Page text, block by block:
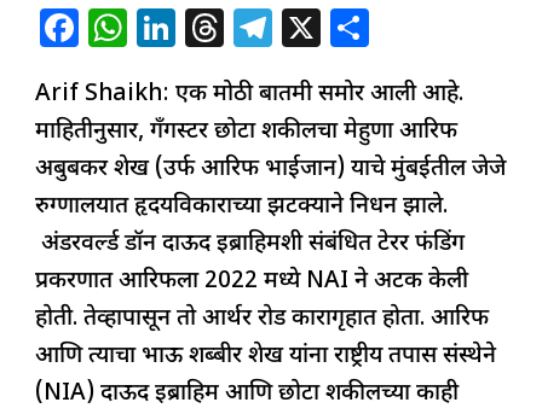
F
c
e
b
o
o
k
W
at
s
A
p
p
Li
k
e
dI
n
T
h
re
a
d
s
T
el
e
g
ra
m
X
ar
e
Arif Shaikh: एक मोठी बातमी समोर आली आहे.
माहितीनुसार, गँगस्टर छोटा शकीलचा मेहुणा आरिफ
अबुबकर शेख (उर्फ आरिफ भाईजान) याचे मुंबईतील जेजे
रुग्णालयात हृदयविकाराच्या झटक्याने निधन झाले.
अंडरवर्ल्ड डॉन दाऊद इब्राहिमशी संबंधित टेरर फंडिंग
प्रकरणात आरिफला 2022 मध्ये NAI ने अटक केली
होती. तेव्हापासून तो आर्थर रोड कारागृहात होता. आरिफ
आणि त्याचा भाऊ शब्बीर शेख यांना राष्ट्रीय तपास संस्थेने
(NIA) दाऊद इब्राहिम आणि छोटा शकीलच्या काही